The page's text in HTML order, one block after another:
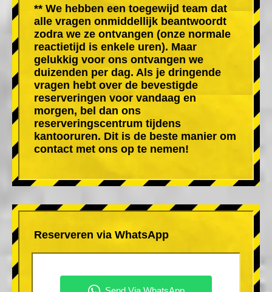
** We hebben een toegewijd team dat
alle vragen onmiddellijk beantwoordt
zodra we ze ontvangen (onze normale
reactietijd is enkele uren). Maar
gelukkig voor ons ontvangen we
duizenden per dag. Als je dringende
vragen hebt over de bevestigde
reserveringen voor vandaag en
morgen, bel dan ons
reserveringscentrum tijdens
kantooruren. Dit is de beste manier om
contact met ons op te nemen!
Reserveren via WhatsApp